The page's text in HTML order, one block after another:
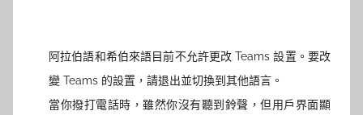
阿拉伯語和希伯來語目前不允許更改 Teams 設置。要改
變 Teams 的設置，請退出並切換到其他語言。
當你撥打電話時，雖然你沒有聽到鈴聲，但用戶界面顯